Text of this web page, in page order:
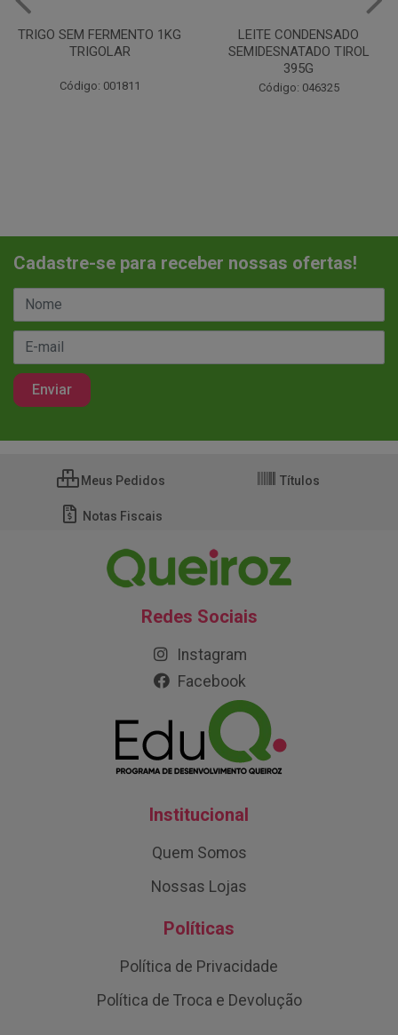
LEITE CONDENSADO
SEMIDESNATADO TIROL
Código: 046325
CHANTILINHO EM PO 400G
MIX
Código: 037442
Cadastre-se para receber nossas ofertas!
Meus Pedidos Títulos
Notas Fiscais
Redes Sociais
Instagram
Facebook
Institucional
Quem Somos
Nossas Lojas
Políticas
Política de Privacidade
Política de Troca e Devolução